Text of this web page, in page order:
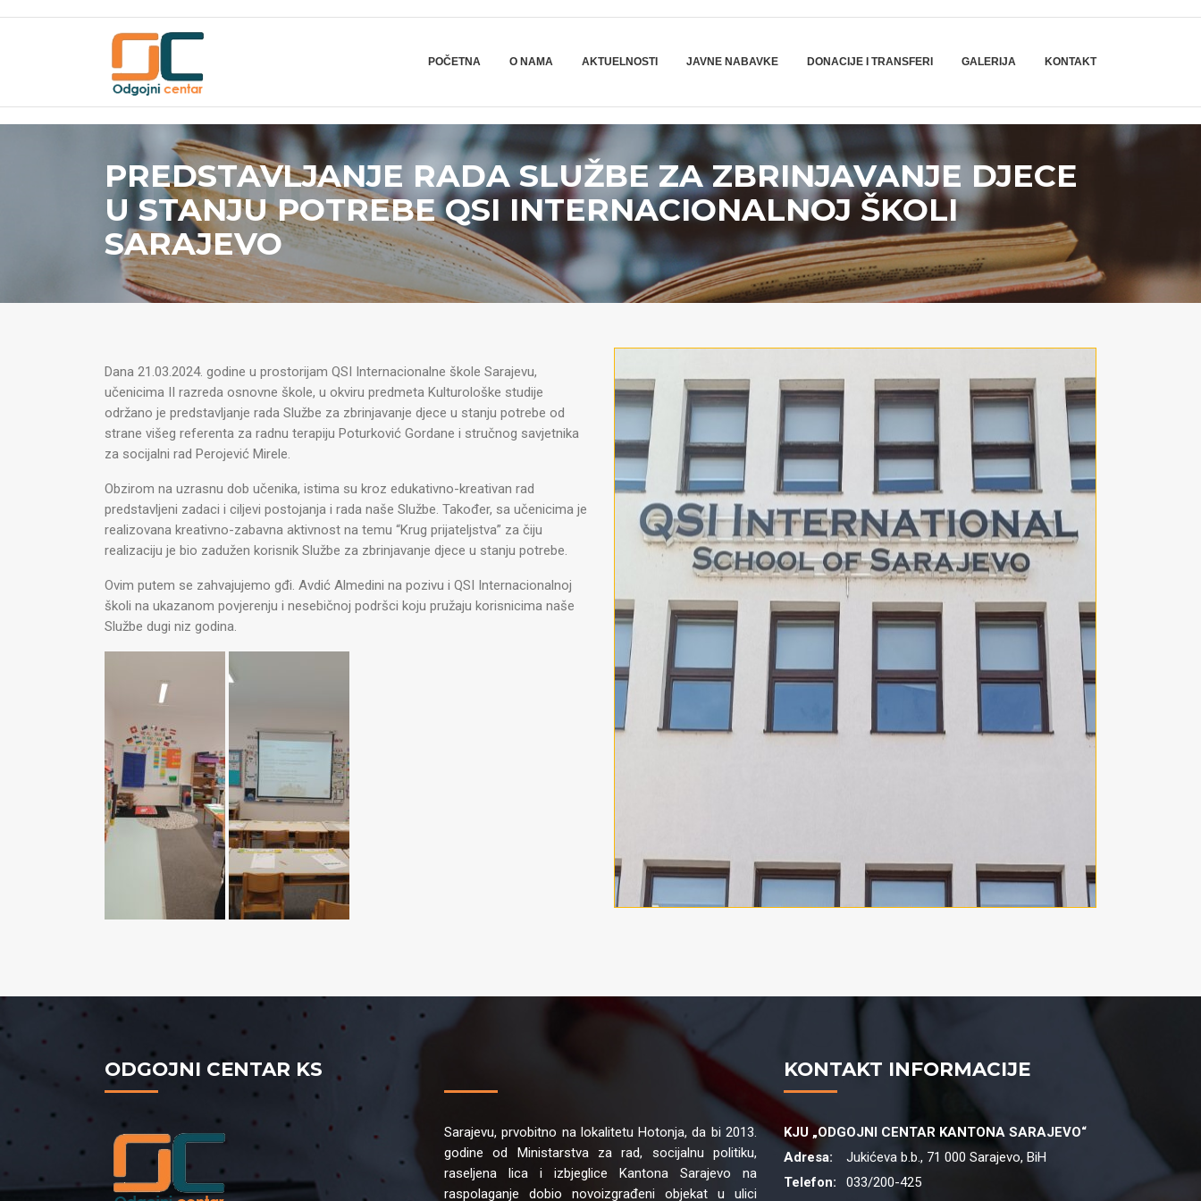
POČETNA O NAMA AKTUELNOSTI JAVNE NABAVKE DONACIJE I TRANSFERI GALERIJA KONTAKT
PREDSTAVLJANJE RADA SLUŽBE ZA ZBRINJAVANJE DJECE
U STANJU POTREBE QSI INTERNACIONALNOJ ŠKOLI
SARAJEVO
Dana 21.03.2024. godine u prostorijam QSI Internacionalne škole Sarajevu,
učenicima II razreda osnovne škole, u okviru predmeta Kulturološke studije
održano je predstavljanje rada Službe za zbrinjavanje djece u stanju potrebe od
strane višeg referenta za radnu terapiju Poturković Gordane i stručnog savjetnika
za socijalni rad Perojević Mirele.
Obzirom na uzrasnu dob učenika, istima su kroz edukativno-kreativan rad
predstavljeni zadaci i ciljevi postojanja i rada naše Službe. Također, sa učenicima je
realizovana kreativno-zabavna aktivnost na temu “Krug prijateljstva” za čiju
realizaciju je bio zadužen korisnik Službe za zbrinjavanje djece u stanju potrebe.
Ovim putem se zahvajujemo gđi. Avdić Almedini na pozivu i QSI Internacionalnoj
školi na ukazanom povjerenju i nesebičnoj podršci koju pružaju korisnicima naše
Službe dugi niz godina.
ODGOJNI CENTAR KS
Sarajevu, prvobitno na lokalitetu Hotonja, da bi 2013.
godine od Ministarstva za rad, socijalnu politiku,
raseljena lica i izbjeglice Kantona Sarajevo na
raspolaganje dobio novoizgrađeni objekat u ulici
KONTAKT INFORMACIJE
KJU „ODGOJNI CENTAR KANTONA SARAJEVO“
Adresa:
Jukićeva b.b., 71 000 Sarajevo, BiH
Telefon:
033/200-425